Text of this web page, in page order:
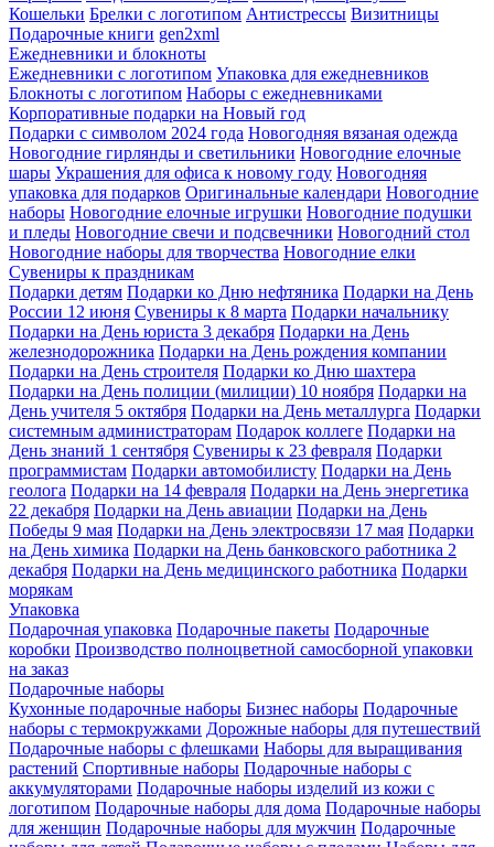
Кошельки Брелки с логотипом Антистрессы Визитницы
Подарочные книги gen2xml
Ежедневники и блокноты
Ежедневники с логотипом Упаковка для ежедневников
Блокноты с логотипом Наборы с ежедневниками
Корпоративные подарки на Новый год
Подарки с символом 2024 года Новогодняя вязаная одежда
Новогодние гирлянды и светильники Новогодние елочные
шары Украшения для офиса к новому году Новогодняя
упаковка для подарков Оригинальные календари Новогодние
наборы Новогодние елочные игрушки Новогодние подушки
и пледы Новогодние свечи и подсвечники Новогодний стол
Новогодние наборы для творчества Новогодние елки
Сувениры к праздникам
Подарки детям Подарки ко Дню нефтяника Подарки на День
России 12 июня Сувениры к 8 марта Подарки начальнику
Подарки на День юриста 3 декабря Подарки на День
железнодорожника Подарки на День рождения компании
Подарки на День строителя Подарки ко Дню шахтера
Подарки на День полиции (милиции) 10 ноября Подарки на
День учителя 5 октября Подарки на День металлурга Подарки
системным администраторам Подарок коллеге Подарки на
День знаний 1 сентября Сувениры к 23 февраля Подарки
программистам Подарки автомобилисту Подарки на День
геолога Подарки на 14 февраля Подарки на День энергетика
22 декабря Подарки на День авиации Подарки на День
Победы 9 мая Подарки на День электросвязи 17 мая Подарки
на День химика Подарки на День банковского работника 2
декабря Подарки на День медицинского работника Подарки
морякам
Упаковка
Подарочная упаковка Подарочные пакеты Подарочные
коробки Производство полноцветной самосборной упаковки
на заказ
Подарочные наборы
Кухонные подарочные наборы Бизнес наборы Подарочные
наборы с термокружками Дорожные наборы для путешествий
Подарочные наборы с флешками Наборы для выращивания
растений Спортивные наборы Подарочные наборы с
аккумуляторами Подарочные наборы изделий из кожи с
логотипом Подарочные наборы для дома Подарочные наборы
для женщин Подарочные наборы для мужчин Подарочные